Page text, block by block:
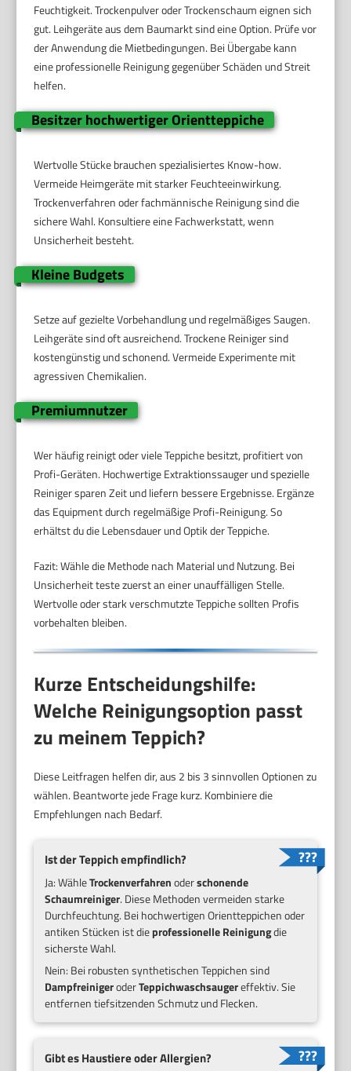
Feuchtigkeit. Trockenpulver oder Trockenschaum eignen sich
gut. Leihgeräte aus dem Baumarkt sind eine Option. Prüfe vor
der Anwendung die Mietbedingungen. Bei Übergabe kann
eine professionelle Reinigung gegenüber Schäden und Streit
helfen.
Besitzer hochwertiger Orientteppiche
Wertvolle Stücke brauchen spezialisiertes Know-how.
Vermeide Heimgeräte mit starker Feuchteeinwirkung.
Trockenverfahren oder fachmännische Reinigung sind die
sichere Wahl. Konsultiere eine Fachwerkstatt, wenn
Unsicherheit besteht.
Kleine Budgets
Setze auf gezielte Vorbehandlung und regelmäßiges Saugen.
Leihgeräte sind oft ausreichend. Trockene Reiniger sind
kostengünstig und schonend. Vermeide Experimente mit
agressiven Chemikalien.
Premiumnutzer
Wer häufig reinigt oder viele Teppiche besitzt, profitiert von
Profi-Geräten. Hochwertige Extraktionssauger und spezielle
Reiniger sparen Zeit und liefern bessere Ergebnisse. Ergänze
das Equipment durch regelmäßige Profi-Reinigung. So
erhältst du die Lebensdauer und Optik der Teppiche.
Fazit: Wähle die Methode nach Material und Nutzung. Bei
Unsicherheit teste zuerst an einer unauffälligen Stelle.
Wertvolle oder stark verschmutzte Teppiche sollten Profis
vorbehalten bleiben.
Kurze Entscheidungshilfe:
Welche Reinigungsoption passt
zu meinem Teppich?
Diese Leitfragen helfen dir, aus 2 bis 3 sinnvollen Optionen zu
wählen. Beantworte jede Frage kurz. Kombiniere die
Empfehlungen nach Bedarf.
Ist der Teppich empfindlich?
Ja: WähleTrockenverfahrenoderschonende
Schaumreiniger. Diese Methoden vermeiden starke
Durchfeuchtung. Bei hochwertigen Orientteppichen oder
antiken Stücken ist dieprofessionelle Reinigungdie
sicherste Wahl.
Nein: Bei robusten synthetischen Teppichen sind
DampfreinigeroderTeppichwaschsaugereffektiv. Sie
entfernen tiefsitzenden Schmutz und Flecken.
Gibt es Haustiere oder Allergien?